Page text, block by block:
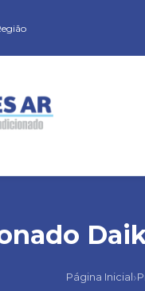
Página Inicial›